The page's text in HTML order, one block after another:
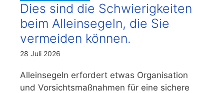
Dies sind die Schwierigkeiten
beim Alleinsegeln, die Sie
vermeiden können.
28 Juli 2026
Alleinsegeln erfordert etwas Organisation
und Vorsichtsmaßnahmen für eine sichere